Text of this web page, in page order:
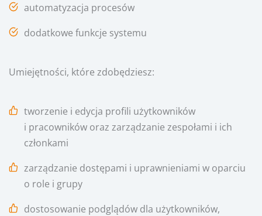
automatyzacja procesów
dodatkowe funkcje systemu
Umiejętności, które zdobędziesz:
tworzenie i edycja profili użytkowników
i pracowników oraz zarządzanie zespołami i ich
członkami
zarządzanie dostępami i uprawnieniami w oparciu
o role i grupy
dostosowanie podglądów dla użytkowników,